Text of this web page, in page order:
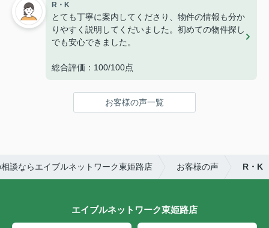
R・K
とても丁寧に案内してくださり、物件の情報も分か
りやすく説明してくだいました。初めての物件探し
でも安心できました。
総合評価：100/100点
お客様の声一覧
談ならエイブルネットワーク東姫路店 お客様の声 R・K
エイブルネットワーク東姫路店